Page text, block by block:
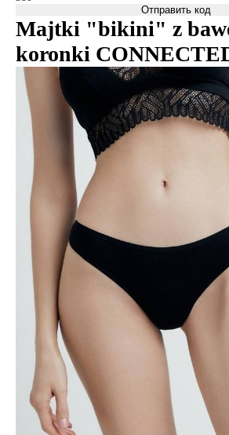
Отправить код
Majtki "bikini" z
koronki